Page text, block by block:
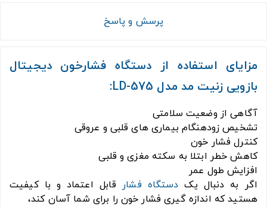
پرسش و پاسخ
مزایای استفاده از دستگاه فشارخون دیجیتال
بازویی زنیت مد مدل LD-575:
آگاهی از وضعیت سلامتی
تشخیص زودهنگام بیماری های قلبی و عروقی
کنترل فشار خون
کاهش خطر ابتلا به سکته مغزی و قلبی
افزایش طول عمر
اگر به دنبال یک دستگاه فشار
قابل اعتماد و با کیفیت
هستید که اندازه گیری فشار خون را برای شما آسان کند،